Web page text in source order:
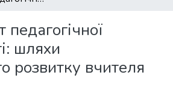
шляхи
розвитку вчителя